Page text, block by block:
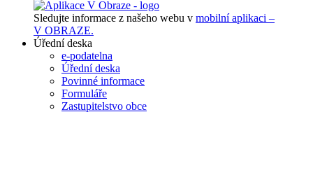
Sledujte informace z našeho webu v mobilní aplikaci –
V OBRAZE.
Úřední deska
e-podatelna
Úřední deska
Povinné informace
Formuláře
Zastupitelstvo obce